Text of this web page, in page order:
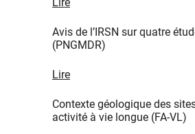
Avis de l’IRSN sur quatre
(PNGMDR)
Lire
Contexte géologique des
activité à vie longue (FA-VL)